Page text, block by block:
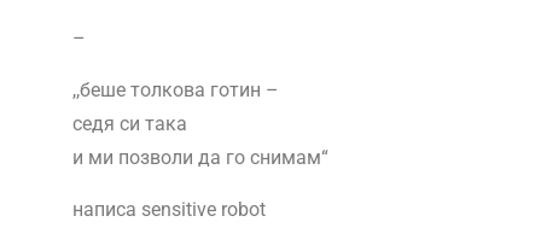
–
,,беше толкова готин –
седя си така
и ми позволи да го снимам“
написа sensitive robot